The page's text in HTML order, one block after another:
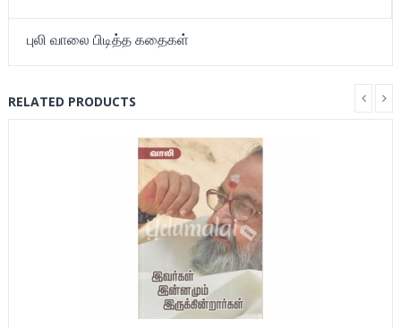
புலி வாலை பிடித்த கதைகள்
RELATED PRODUCTS